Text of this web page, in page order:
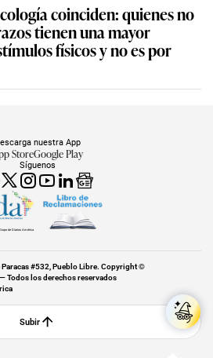
coinciden: quienes no
tienen una mayor
físicos y no es por
Síguenos
nuestra App
StoreGoogle Play
de Diarios América
#532, Pueblo Libre. Copyright ©
Todos los derechos reservados
Subir